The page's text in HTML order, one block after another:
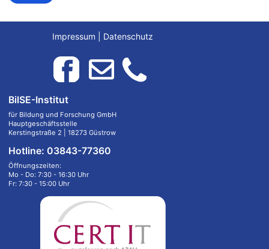
Impressum Datenschutz
BilSE-Institut
für Bildung und Forschung GmbH
Hauptgeschäftsstelle
Kerstingstraße 2 | 18273 Güstrow
Hotline: 03843-77360
Öffnungszeiten:
Mo - Do: 7:30 - 16:30 Uhr
Fr: 7:30 - 15:00 Uhr